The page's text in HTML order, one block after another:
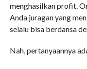
menghasilkan profit.
Anda juragan yang
selalu bisa berdansa
Nah, pertanyaannya